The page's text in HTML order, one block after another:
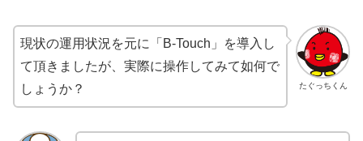
たぐっちくん
現状の運用状況を元に「B-Touch」を導入し
て頂きましたが、実際に操作してみて如何で
しょうか？